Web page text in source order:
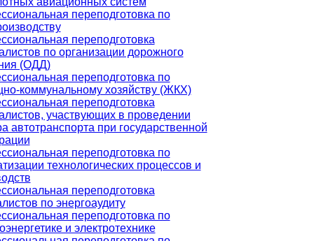
переподготовка по
переподготовка
по организации дорожного
(ОДД)
переподготовка по
коммунальному хозяйству (ЖКХ)
переподготовка
участвующих в проведении
автотранспорта при государственной
переподготовка по
технологических процессов и
переподготовка
по энергоаудиту
переподготовка по
и электротехнике